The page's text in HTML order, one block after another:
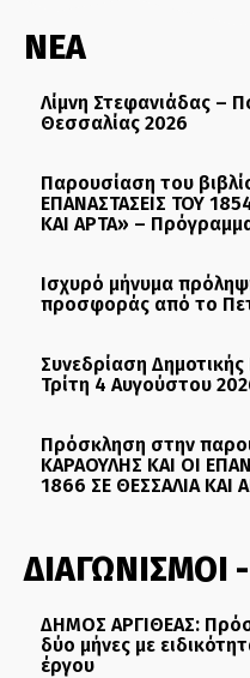
ΝΕΑ
Λίμνη Στεφανιάδας –
Θεσσαλίας 2026
Παρουσίαση του
ΕΠΑΝΑΣΤΑΣΕΙΣ ΤΟΥ
ΚΑΙ ΑΡΤΑ» –
Ισχυρό μήνυμα
προσφοράς από το
Συνεδρίαση
Τρίτη 4 Αυγούστου
Πρόσκληση στην
ΚΑΡΑΟΥΛΗΣ ΚΑΙ ΟΙ
1866 ΣΕ ΘΕΣΣΑΛΙΑ ΚΑΙ
ΔΙΑΓΩΝΙΣΜΟΙ
ΔΗΜΟΣ ΑΡΓΙΘΕΑΣ:
δύο μήνες με
έργου